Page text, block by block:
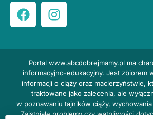
Portal www.abcdobrejmamy.pl ma
informacyjno-edukacyjny. Jest zbiorem
informacji o ciąży oraz macierzyństwie,
traktowane jako zalecenia, ale
w poznawaniu tajników ciąży,
Zaistniałe problemy czy wątpliwości